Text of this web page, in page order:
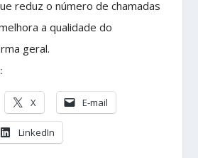
reduz o número de chamadas
a qualidade do
geral.
X E-mail
LinkedIn